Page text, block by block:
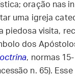
oração nas
uma igreja
piedosa visita,
dos
, normas
n. 65).